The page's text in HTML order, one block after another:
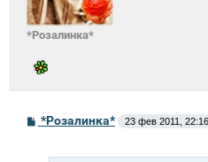
*Розалинка*
С
о
*Розалинка* 23 фев 2011, 22:16